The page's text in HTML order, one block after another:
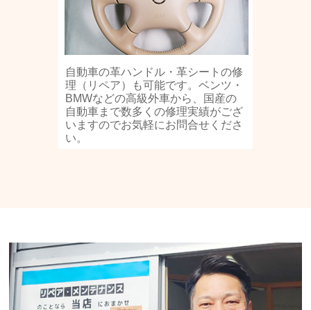
自動車の革ハンドル・革シートの修
理（リペア）も可能です。ベンツ・
BMWなどの高級外車から、国産の
自動車まで数多くの修理実績がござ
いますのでお気軽にお問合せくださ
い。